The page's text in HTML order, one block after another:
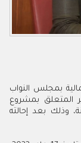
بمجلس النواب
المتعلق بمشروع
وذلك بعد إحالته